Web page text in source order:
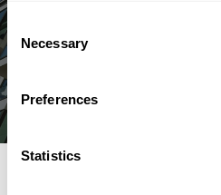
Consent
Selection
Necessary
Preferences
Statistics